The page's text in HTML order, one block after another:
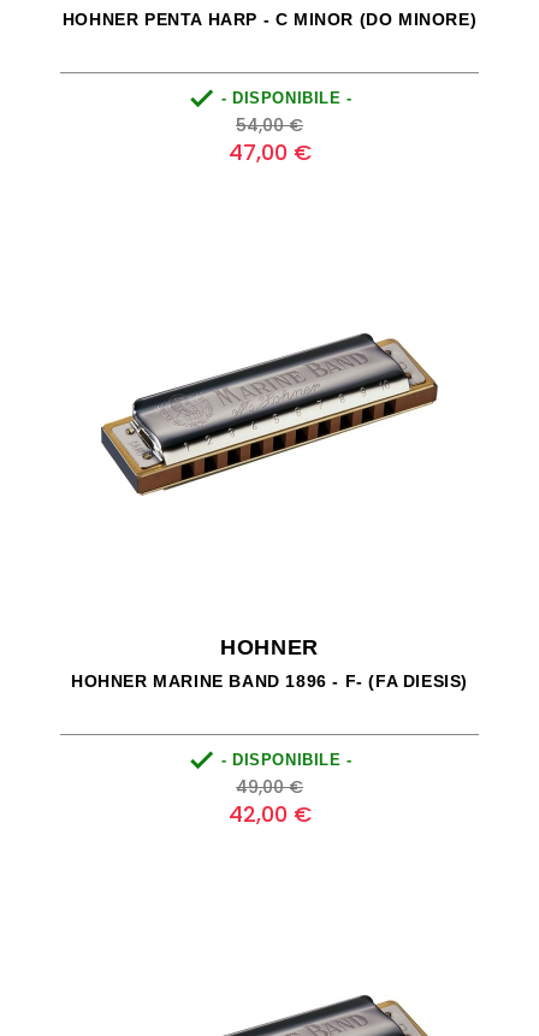
HOHNER PENTA HARP - C MINOR (DO MINORE)
 - DISPONIBILE -
Prezzo
base
54,00 €Prezzo
47,00 €
HOHNER
HOHNER MARINE BAND 1896 - F- (FA DIESIS)
 - DISPONIBILE -
Prezzo
base
49,00 €Prezzo
42,00 €